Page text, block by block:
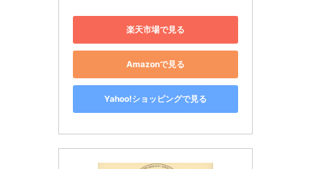
楽天市場で見る
Amazonで見る
Yahoo!ショッピングで見る